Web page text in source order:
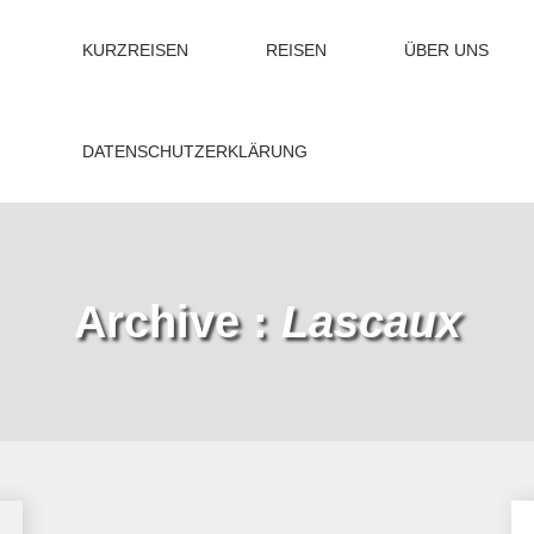
KURZREISEN REISEN ÜBER UNS
DATENSCHUTZERKLÄRUNG
Archive : Lascaux